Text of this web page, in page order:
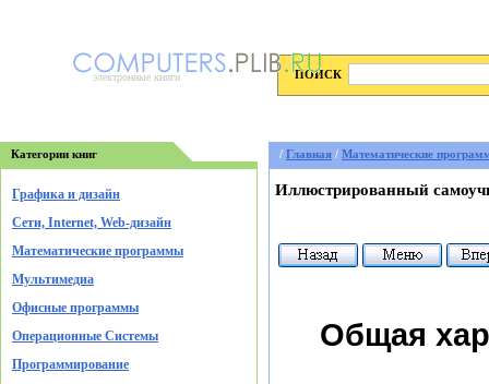
электронные книги ПОИСК
Категории книг
Графика и дизайн
Cети, Internet, Web-дизайн
Математические программы
Мультимедиа
Офисные программы
Операционные Системы
Программирование
/ Главная / Математические
Иллюстрированный
Общая